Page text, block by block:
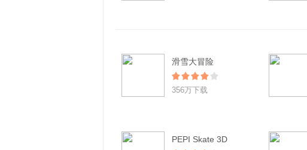
滑雪大冒险
356万下载
PEPI Skate 3D